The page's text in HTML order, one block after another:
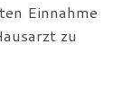
Einnahme
zu